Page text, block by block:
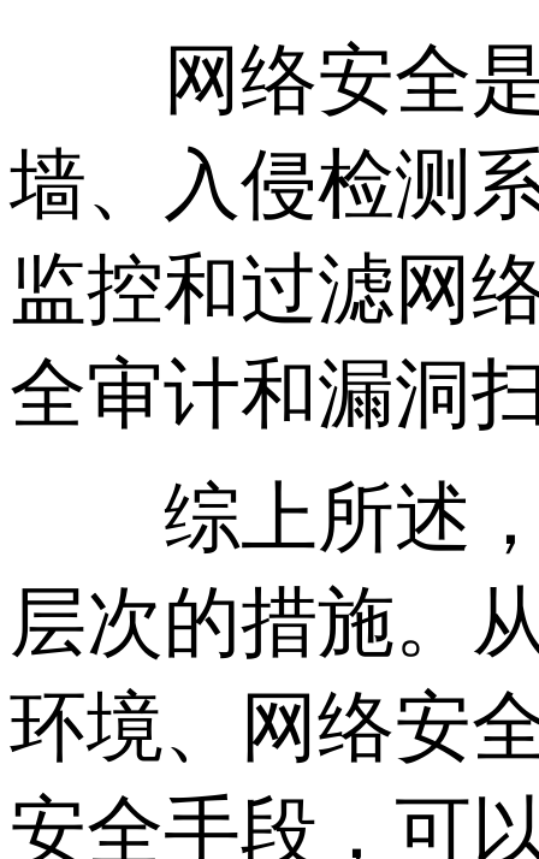
网络安全是
墙、入侵检测
监控和过滤网
全审计和漏洞
综上所述，
层次的措施。
环境、网络安
安全手段，可